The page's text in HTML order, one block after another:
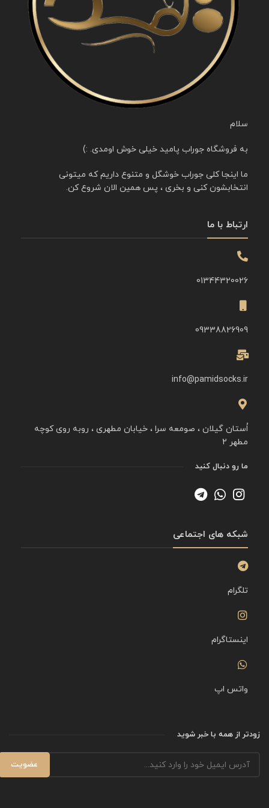
سلام
به فروشگاه جوراب پامید خیلی خوش اومدی. :)
ما اینجا کلی جوراب خوشگل و متنوع داریم که میتونی
انتخابشون کنی و بخری ، پس همین الان شروع کن.
ارتباط با ما
01344320026
09338826909
info@pamidsocks.ir
اُستان گیلان ، صومعه سرا ، خیابان مطهری ، روبه روی کوچه
مطهر ۲
ما رو دنبال کنید
شبکه های اجتماعی
تلگرام
اینستاگرام
واتس اپ
زودتر از همه با خبر شوید